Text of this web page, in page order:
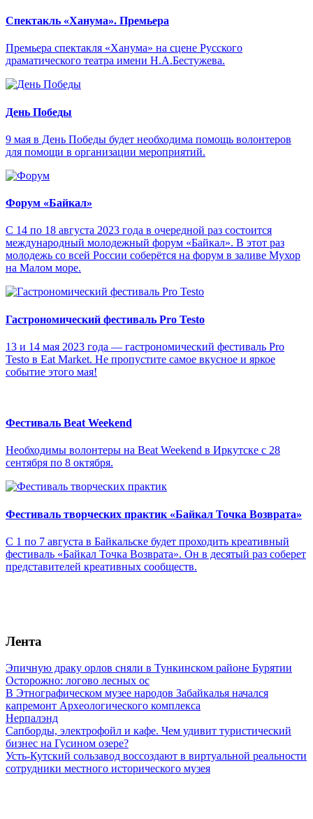
Спектакль «Ханума». Премьера
Премьера спектакля «Ханума» на сцене Русского
драматического театра имени Н.А.Бестужева.
День Победы
9 мая в День Победы будет необходима помощь волонтеров
для помощи в организации мероприятий.
Форум «Байкал»
С 14 по 18 августа 2023 года в очередной раз состоится
международный молодежный форум «Байкал». В этот раз
молодежь со всей России соберётся на форум в заливе Мухор
на Малом море.
Гастрономический фестиваль Pro Testo
13 и 14 мая 2023 года — гастрономический фестиваль Pro
Testo в Eat Market. Не пропустите самое вкусное и яркое
событие этого мая!
Фестиваль Beat Weekend
Необходимы волонтеры на Beat Weekend в Иркутске с 28
сентября по 8 октября.
Фестиваль творческих практик «Байкал Точка Возврата»
С 1 по 7 августа в Байкальске будет проходить креативный
фестиваль «Байкал Точка Возврата». Он в десятый раз соберет
представителей креативных сообществ.
Лента
Эпичную драку орлов сняли в Тункинском районе Бурятии
Осторожно: логово лесных ос
В Этнографическом музее народов Забайкалья начался
капремонт Археологического комплекса
Нерпалэнд
Сапборды, электрофойл и кафе. Чем удивит туристический
бизнес на Гусином озере?
Усть-Кутский сользавод воссоздают в виртуальной реальности
сотрудники местного исторического музея